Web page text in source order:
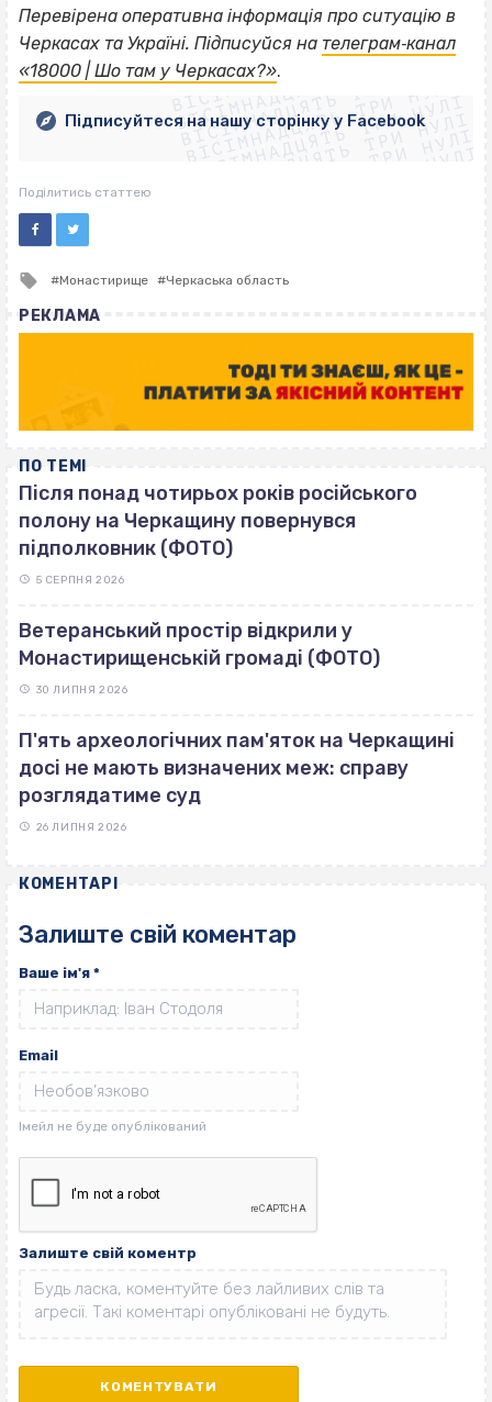
Перевірена оперативна інформація про ситуацію в
Черкасах та Україні. Підписуйся на телеграм‐канал
«18000 | Шо там у Черкасах?».
ВІСІМНАДЦЯТЬ ТРИ НУЛІ
ВІСІМНАДЦЯТЬ ТРИ НУЛІ
ВІСІМНАДЦЯТЬ ТРИ НУЛІ
ВІСІМНАДЦЯТЬ ТРИ НУЛІ
ВІСІМНАДЦЯТЬ ТРИ НУЛІ
ВІСІМНАДЦЯТЬ ТРИ НУЛІ
ВІСІМНАДЦЯТЬ ТРИ НУЛІ
ВІСІМНАДЦЯТЬ ТРИ НУЛІ
Підписуйтеся на нашу сторінку у Facebook
Поділитись статтею
Tagged
Монастирище Черкаська область
РЕКЛАМА
ПО ТЕМІ
Після понад чотирьох років російського
полону на Черкащину повернувся
підполковник (ФОТО)
5 СЕРПНЯ 2026
Ветеранський простір відкрили у
Монастирищенській громаді (ФОТО)
30 ЛИПНЯ 2026
П'ять археологічних пам'яток на Черкащині
досі не мають визначених меж: справу
розглядатиме суд
26 ЛИПНЯ 2026
КОМЕНТАРІ
Залиште свій коментар
Ваше ім'я *
Email
Залиште свій коментр